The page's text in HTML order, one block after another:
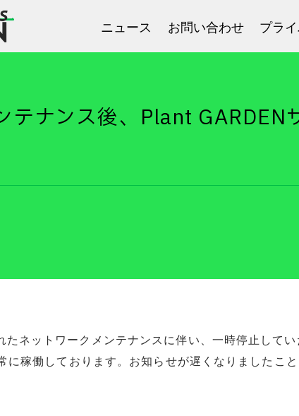
ニュース お問い合わせ プラ
テナンス後、Plant GARDEN
ネットワークメンテナンスに伴い、一時停止してい
稼働しております。お知らせが遅くなりましたこ